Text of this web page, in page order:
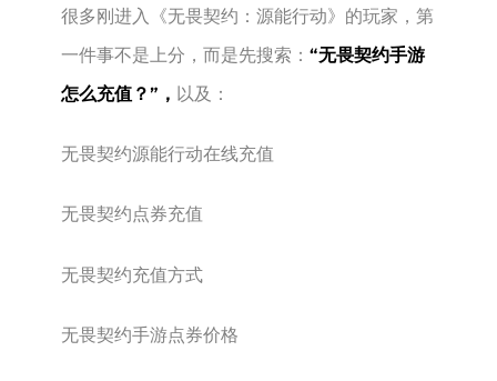
很多刚进入《无畏契约：源能行动》的玩家，第
一件事不是上分，而是先搜索： “无畏契约手游
怎么充值？”， 以及：
无畏契约源能行动在线充值
无畏契约点券充值
无畏契约充值方式
无畏契约手游点券价格